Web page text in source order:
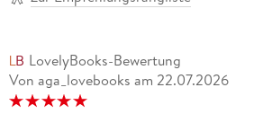
LovelyBooks-Bewertung
Von aga_lovebooks am 22.07.2026